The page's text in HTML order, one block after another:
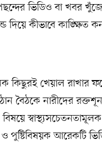
ভিডিও বা খবর
কীভাবে কাঙ্ক্ষিত
খেয়াল রাখার ফলে
বৈঠকে নারীদের
আরেকটি